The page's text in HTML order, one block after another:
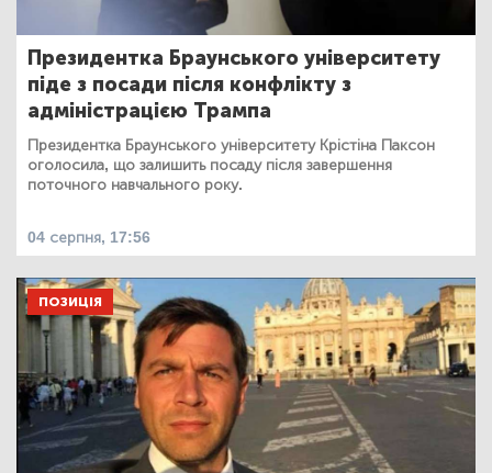
Президентка Браунського університету
піде з посади після конфлікту з
адміністрацією Трампа
Президентка Браунського університету Крістіна Паксон
оголосила, що залишить посаду після завершення
поточного навчального року.
04 серпня, 17:56
ПОЗИЦІЯ